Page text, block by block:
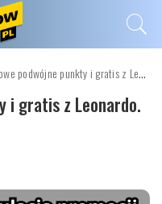
punkty i gratis z Leonardo. Co warto kupić? Poradnik
i gratis z Leonardo.